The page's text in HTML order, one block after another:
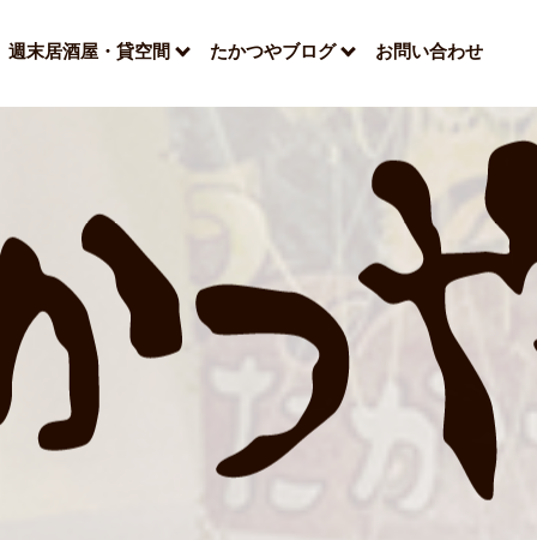
週末居酒屋・貸空間 たかつやブログ お問い合わせ